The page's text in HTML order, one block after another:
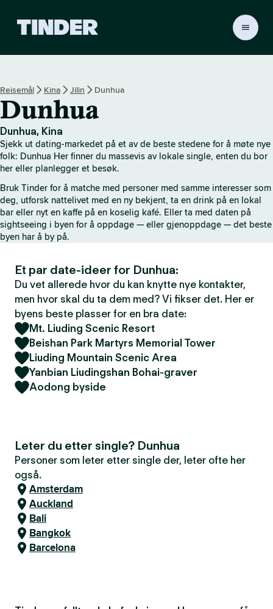
r
e
m
m
s
i
d
e
Reisemål Kina Jilin Dunhua
Dunhua
Dunhua, Kina
Sjekk ut dating-markedet på et av de beste stedene for å møte nye
folk: Dunhua Her finner du massevis av lokale single, enten du bor
her eller planlegger et besøk.
Bruk Tinder for å matche med personer med samme interesser som
deg, utforsk nattelivet med en ny bekjent, ta en drink på en lokal
bar eller nyt en kaffe på en koselig kafé. Eller ta med daten på
sightseeing i byen for å oppdage — eller gjenoppdage — det beste
byen har å by på.
Et par date-ideer for Dunhua:
Du vet allerede hvor du kan knytte nye kontakter,
men hvor skal du ta dem med? Vi fikser det. Her er
byens beste plasser for en bra date:
Mt. Liuding Scenic Resort
Beishan Park Martyrs Memorial Tower
Liuding Mountain Scenic Area
Yanbian Liudingshan Bohai-graver
Aodong byside
Leter du etter single? Dunhua
Personer som leter etter single der, leter ofte her
også.
Amsterdam
Auckland
Bali
Bangkok
Barcelona